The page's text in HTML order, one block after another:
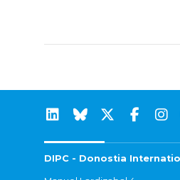
DIPC - Donostia